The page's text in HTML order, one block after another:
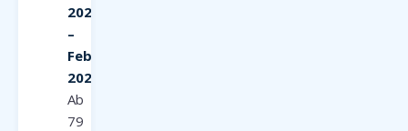
2025
–
Februar
2026):
Ab
79